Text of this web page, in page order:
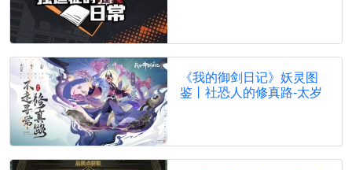
《我的御剑日记》妖灵图
鉴丨社恐人的修真路-太岁